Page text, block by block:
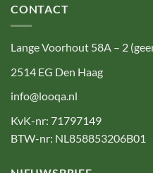
CONTACT
Lange Voorhout 58A – 2
2514 EG Den Haag
info@looqa.nl
KvK-nr: 71797149
BTW-nr: NL858853206B01